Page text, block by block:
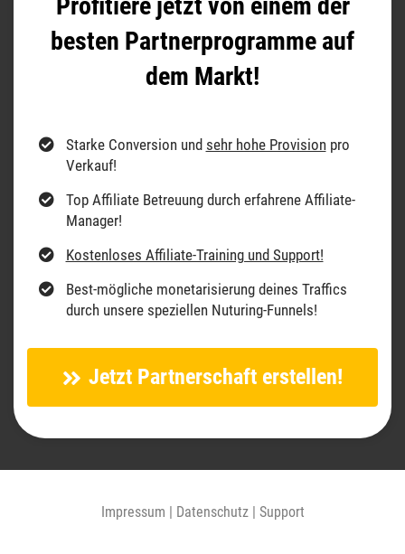
besten Partnerprogramme auf
dem Markt!
Starke Conversion und sehr hohe Provisionpro
Verkauf!
Top Affiliate Betreuung durch erfahrene Affiliate-
Manager!
Kostenloses Affiliate-Training und Support!
Best-mögliche monetarisierung deines Traffics
durch unsere speziellen Nuturing-Funnels!
Jetzt Partnerschaft erstellen!
Impressum | Datenschutz| Support